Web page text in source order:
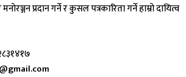
प्रदान गर्ने र कुसल पत्रकारिता गर्ने हाम्रो दायित्व